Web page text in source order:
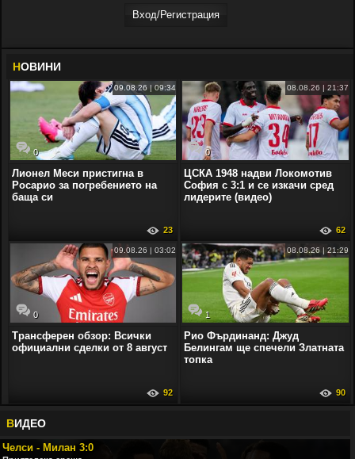
Вход/Регистрaция
НОВИНИ
0
09.08.26 | 09:34
Лионел Меси пристигна в
Росарио за погребението на
баща си
23
0
08.08.26 | 21:37
ЦСКА 1948 надви Локомотив
София с 3:1 и се изкачи сред
лидерите (видео)
62
0
09.08.26 | 03:02
Трансферен обзор: Всички
официални сделки от 8 август
92
1
08.08.26 | 21:29
Рио Фърдинанд: Джуд
Белингам ще спечели Златната
топка
90
ВИДЕО
Челси - Милан 3:0